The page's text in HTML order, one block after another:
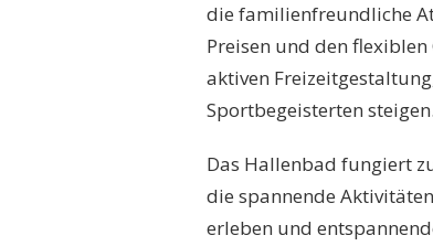
die familienfreundliche
Preisen und den
aktiven
Sportbegeisterten steigen.
Das Hallenbad fungiert
die spannende
erleben und